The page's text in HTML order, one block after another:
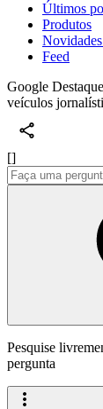
Últimos
Produtos
Feed
Google
veículos
[]
Pesquise
pergunta